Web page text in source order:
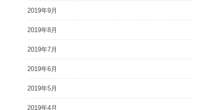
2019年9月
2019年8月
2019年7月
2019年6月
2019年5月
2019年4月